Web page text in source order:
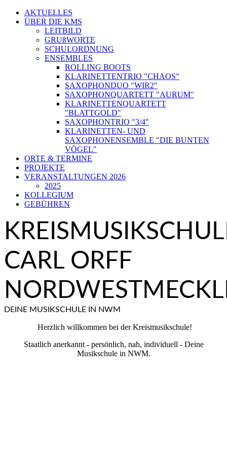
AKTUELLES
ÜBER DIE KMS
LEITBILD
GRUßWORTE
SCHULORDNUNG
ENSEMBLES
ROLLING BOOTS
KLARINETTENTRIO "CHAOS"
SAXOPHONDUO "WIR2"
SAXOPHONQUARTETT "AURUM"
KLARINETTENQUARTETT
"BLATTGOLD"
SAXOPHONTRIO "3/4"
KLARINETTEN- UND
SAXOPHONENSEMBLE "DIE BUNTEN
VÖGEL"
ORTE & TERMINE
PROJEKTE
VERANSTALTUNGEN 2026
2025
KOLLEGIUM
GEBÜHREN
CARL ORFF
DEINE MUSIKSCHULE IN NWM
Herzlich willkommen bei der Kreismusikschule!
Staatlich anerkannt - persönlich, nah, individuell - Deine
Musikschule in NWM.